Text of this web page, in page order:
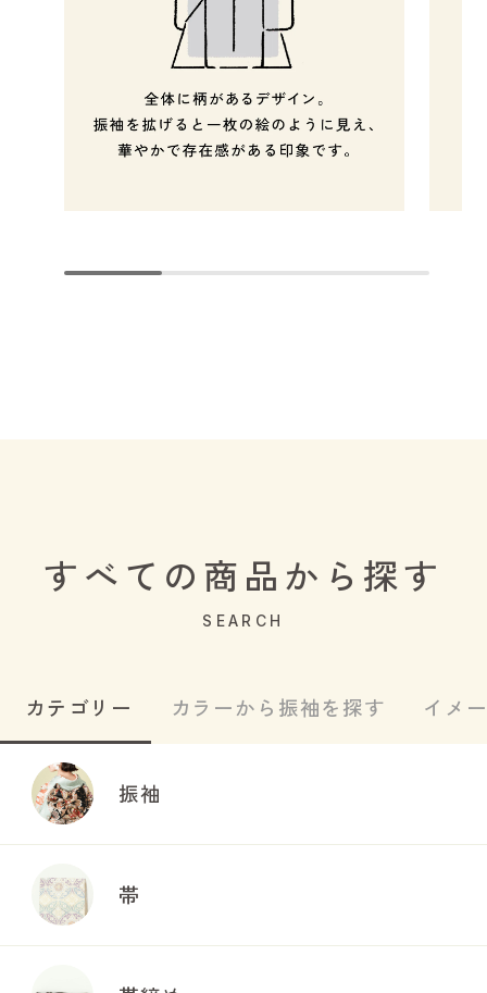
すべての商品から探す
SEARCH
カテゴリー カラーから振袖を探す イメ
振袖
帯